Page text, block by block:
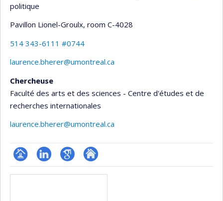
politique
Pavillon Lionel-Groulx, room C-4028
514 343-6111 #0744
laurence.bherer@umontreal.ca
Chercheuse
Faculté des arts et des sciences - Centre d'études et de
recherches internationales
laurence.bherer@umontreal.ca
Page LinkedInGoogleAutre
Media